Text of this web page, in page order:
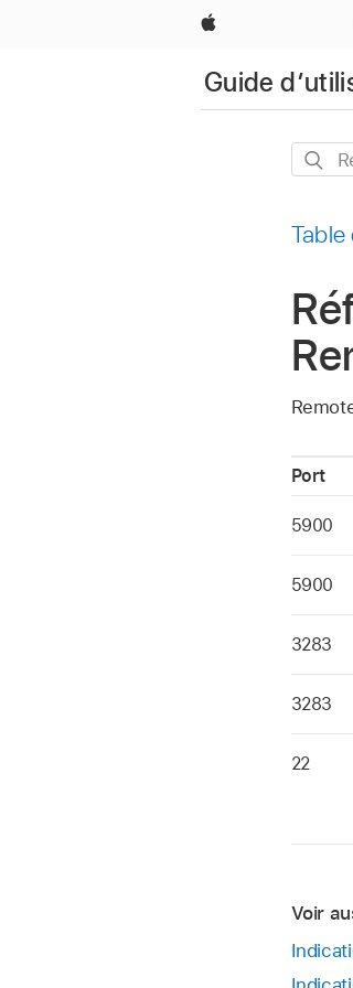
Apple
Guide
guide
Table
Port
5900
5900
3283
3283
22
Voir